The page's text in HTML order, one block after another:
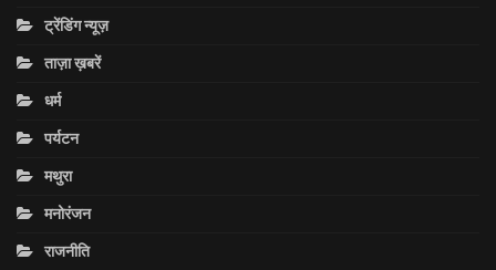
ट्रेंडिंग न्यूज़
ताज़ा ख़बरें
धर्म
पर्यटन
मथुरा
मनोरंजन
राजनीति